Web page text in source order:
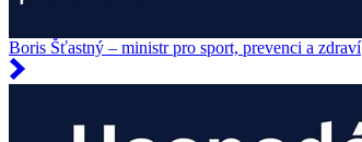
Boris Šťastný – ministr pro sport, prevenci a zdraví